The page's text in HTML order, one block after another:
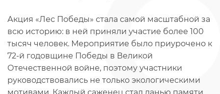
Акция «Лес Победы» стала самой масштабной за
всю историю: в ней приняли участие более 100
тысяч человек. Мероприятие было приурочено к
72-й годовщине Победы в Великой
Отечественной войне, поэтому участники
руководствовались не только экологическими